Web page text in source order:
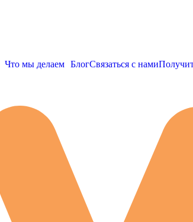
Что мы делаем БлогСвязаться с нами